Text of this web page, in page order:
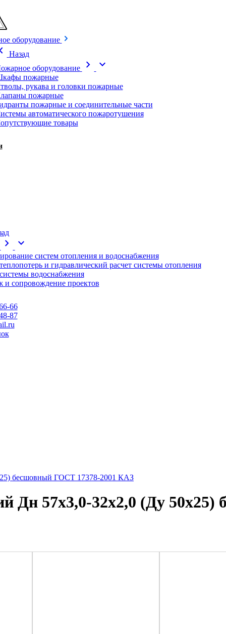
оборудование
Назад
оборудование
chevron_right expand_more
пожарные
рукава и головки пожарные
пожарные
пожарные и соединительные части
автоматического пожаротушения
товары
chevron_right expand_more
систем отопления и водоснабжения
и гидравлический расчет системы отопления
водоснабжения
и сопровождение проектов
66
87
бесшовный ГОСТ 17378-2001 КАЗ
Дн 57х3,0-32х2,0 (Ду